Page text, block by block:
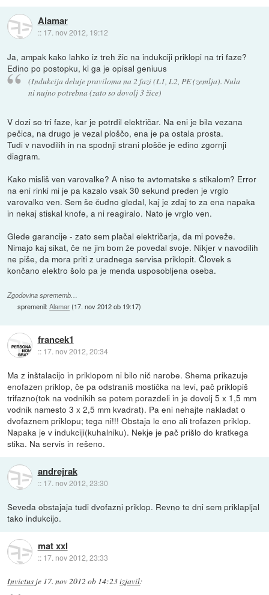
Alamar
:: 17. nov 2012, 19:12
Ja, ampak kako lahko iz treh žic na indukciji priklopi na tri faze?
Edino po postopku, ki ga je opisal geniuus
(Indukcija deluje praviloma na 2 fazi (L1, L2, PE (zemlja). Nula
ni nujno potrebna (zato so dovolj 3 žice)
V dozi so tri faze, kar je potrdil električar. Na eni je bila vezana
pečica, na drugo je vezal ploščo, ena je pa ostala prosta.
Tudi v navodilih in na spodnji strani plošče je edino zgornji
diagram.
Kako misliš ven varovalke? A niso te avtomatske s stikalom? Error
na eni rinki mi je pa kazalo vsak 30 sekund preden je vrglo
varovalko ven. Sem še čudno gledal, kaj je zdaj to za ena napaka
in nekaj stiskal knofe, a ni reagiralo. Nato je vrglo ven.
Glede garancije - zato sem plačal električarja, da mi poveže.
Nimajo kaj sikat, če ne jim bom že povedal svoje. Nikjer v navodilih
ne piše, da mora priti z uradnega servisa priklopit. Človek s
končano elektro šolo pa je menda usposobljena oseba.
Zgodovina sprememb…
spremenil:Alamar(17. nov 2012 ob 19:17)
francek1
:: 17. nov 2012, 20:34
Ma z inštalacijo in priklopom ni bilo nič narobe. Shema prikazuje
enofazen priklop, če pa odstraniš mostička na levi, pač priklopiš
trifazno(tok na vodnikih se potem porazdeli in je dovolj 5 x 1,5 mm
vodnik namesto 3 x 2,5 mm kvadrat). Pa eni nehajte nakladat o
dvofaznem priklopu; tega ni!!! Obstaja le eno ali trofazen priklop.
Napaka je v indukciji(kuhalniku). Nekje je pač prišlo do kratkega
stika. Na servis in rešeno.
andrejrak
:: 17. nov 2012, 23:30
Seveda obstajaja tudi dvofazni priklop. Revno te dni sem priklapljal
tako indukcijo.
mat xxl
:: 17. nov 2012, 23:33
Invictus je 17. nov 2012 ob 14:23izjavil: